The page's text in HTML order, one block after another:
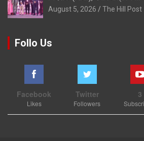
August 5, 2026 The Hill Post
Follo Us
Facebook
Likes
Twitter
Followers
3